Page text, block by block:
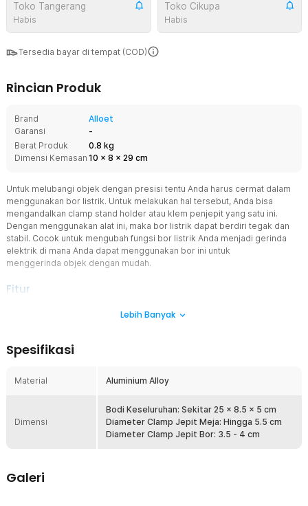
Toko Tangerang
Habis
Toko Cikupa
Habis
Tersedia bayar di tempat (COD)
Rincian Produk
Brand
Alloet
Garansi
-
Berat Produk
0.8 kg
Dimensi Kemasan 10 x 8 x 29 cm
Untuk melubangi objek dengan presisi tentu Anda harus cermat dalam
menggunakan bor listrik. Untuk melakukan hal tersebut, Anda bisa
mengandalkan clamp stand holder atau klem penjepit yang satu ini.
Dengan menggunakan alat ini, maka bor listrik dapat berdiri tegak dan
stabil. Cocok untuk mengubah fungsi bor listrik Anda menjadi gerinda
elektrik di mana Anda dapat menggunakan bor ini untuk
menggerinda objek dengan mudah.
Fitur
bergoyang saat Anda melakukan pekerjaan. Dengan demikian,
Gunakan Bor Listrik sebagai Gerinda
bor listrik Anda menjadi gerinda elektrik. Cukup gunakan mata bor
khusus gerinda maka Anda dapat mengubah fungsi bor secara
dapat diputar ke berbagai sudut sehingga Anda dapat
Lebih Banyak
Spesifikasi
Material Aluminium Alloy
Dimensi
Bodi Keseluruhan: Sekitar 25 x 8.5 x 5 cm
Diameter Clamp Jepit Meja: Hingga 5.5 cm
Diameter Clamp Jepit Bor: 3.5 - 4 cm
Galeri